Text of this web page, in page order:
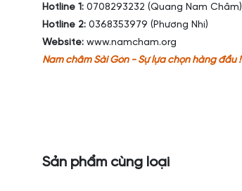
Hotline 1:0708293232 (Quang Nam Châm)
Hotline 2: 0368353979 (Phương Nhi)
Website: www.namcham.org
Nam châm Sài Gòn - Sự lựa chọn hàng đầu !
Sản phẩm cùng loại